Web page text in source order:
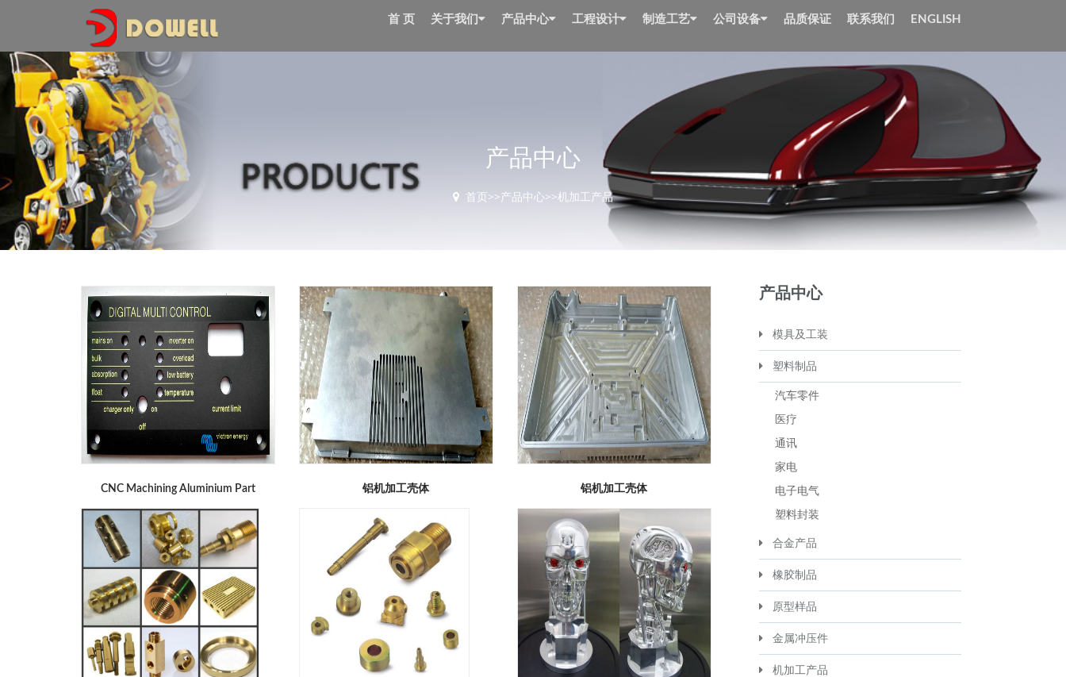
首 页 关于我们 产品中心 工程设计 制造工艺 公司设备 品质保证 联系我们 ENGLISH
产品中心
首页>>产品中心>>机加工产品
CNC Machining Aluminium Part 铝机加工壳体 铝机加工壳体
产品中心
模具及工装
塑料制品
汽车零件
医疗
通讯
家电
电子电气
塑料封装
合金产品
橡胶制品
原型样品
金属冲压件
机加工产品